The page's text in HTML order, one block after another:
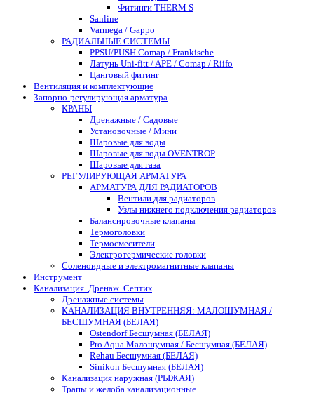
Фитинги THERM S
Sanline
Varmega / Gappo
РАДИАЛЬНЫЕ СИСТЕМЫ
PPSU/PUSH Comap / Frankische
Латунь Uni-fitt / APE / Comap / Riifo
Цанговый фитинг
Вентиляция и комплектующие
Запорно-регулирующая арматура
КРАНЫ
Дренажные / Садовые
Установочные / Мини
Шаровые для воды
Шаровые для воды OVENTROP
Шаровые для газа
РЕГУЛИРУЮЩАЯ АРМАТУРА
АРМАТУРА ДЛЯ РАДИАТОРОВ
Вентили для радиаторов
Узлы нижнего подключения радиаторов
Балансировочные клапаны
Термоголовки
Термосмесители
Электротермические головки
Соленоидные и электромагнитные клапаны
Инструмент
Канализация. Дренаж. Септик
Дренажные системы
КАНАЛИЗАЦИЯ ВНУТРЕННЯЯ: МАЛОШУМНАЯ /
БЕСШУМНАЯ (БЕЛАЯ)
Ostendorf Бесшумная (БЕЛАЯ)
Pro Aqua Малошумная / Бесшумная (БЕЛАЯ)
Rehau Бесшумная (БЕЛАЯ)
Sinikon Бесшумная (БЕЛАЯ)
Канализация наружная (РЫЖАЯ)
Трапы и желоба канализационные